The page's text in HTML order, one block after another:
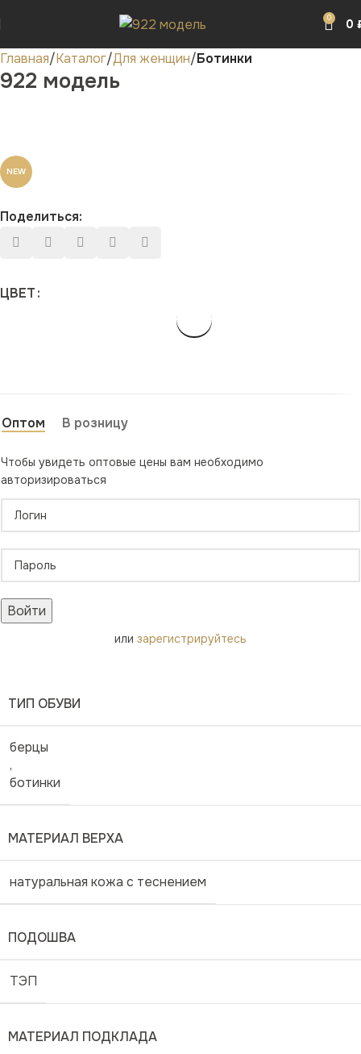
0 0
Главная Каталог Для женщин Ботинки
922 модель
NEW
Поделиться:
ЦВЕТ
Оптом В розницу
Чтобы увидеть оптовые цены вам необходимо
авторизироваться
Войти
или зарегистрируйтесь
ТИП ОБУВИ
берцы
,
ботинки
МАТЕРИАЛ ВЕРХА
натуральная кожа с теснением
ПОДОШВА
ТЭП
МАТЕРИАЛ ПОДКЛАДА